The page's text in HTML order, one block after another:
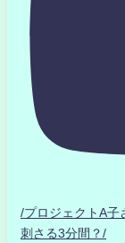
/プロジェクトA
刺さる3分間？/